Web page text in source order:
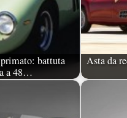
battuta
a 48…
Asta da